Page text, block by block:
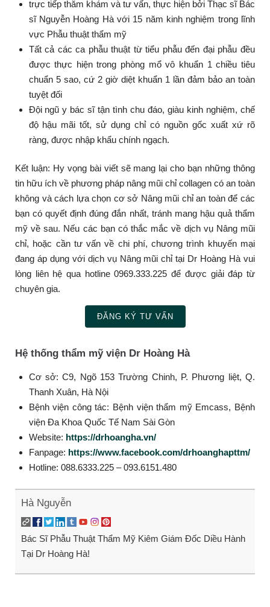
trực tiếp thăm khám và tư vấn, thực hiện bởi Thạc sĩ Bác
sĩ Nguyễn Hoàng Hà với 15 năm kinh nghiệm trong lĩnh
vực Phẫu thuật thẩm mỹ
Tất cả các ca phẫu thuật từ tiểu phẫu đến đại phẫu đều
được thực hiện trong phòng mổ vô khuẩn 1 chiều tiêu
chuẩn 5 sao, cứ 2 giờ diệt khuẩn 1 lần đảm bảo an toàn
tuyệt đối
Đội ngũ y bác sĩ tận tình chu đáo, giàu kinh nghiệm, chế
độ hậu mãi tốt, sử dụng chỉ có nguồn gốc xuất xứ rõ
ràng, được nhập khẩu chính ngạch.
Kết luận: Hy vọng bài viết sẽ mang lại cho bạn những thông
tin hữu ích về phương pháp nâng mũi chỉ collagen có an toàn
không và cách lựa chọn cơ sở Nâng mũi chỉ an toàn để các
bạn có quyết định đúng đắn nhất, tránh mang hậu quả thẩm
mỹ về sau. Nếu các bạn có thắc mắc về dịch vụ Nâng mũi
chỉ, hoặc cần tư vấn về chi phí, chương trình khuyến mại
đang áp dụng với dịch vụ Nâng mũi chỉ tại Dr Hoàng Hà vui
lòng liên hệ qua hotline 0969.333.225 để được giải đáp từ
chuyên gia.
ĐĂNG KÝ TƯ VẤN
Hệ thống thẩm mỹ viện Dr Hoàng Hà
Cơ sở: C9, Ngõ 153 Trường Chinh, P. Phương liệt, Q.
Thanh Xuân, Hà Nội
Bệnh viện công tác: Bệnh viện thẩm mỹ Emcass, Bệnh
viện Đa Khoa Quốc Tế Nam Sài Gòn
Website: https://drhoangha.vn/
Fanpage: https://www.facebook.com/drhoanghapttm/
Hotline: 088.6333.225 – 093.6151.480
Hà Nguyễn
Bác Sĩ Phẫu Thuật Thẩm Mỹ Kiêm Giám Đốc Diều Hành
Tại Dr Hoàng Hà!